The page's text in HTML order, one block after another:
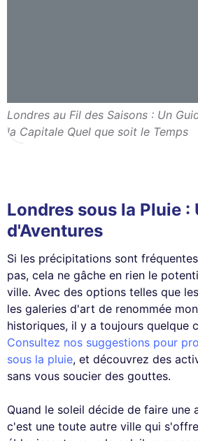
Londres au Fil des Saisons : Un
la Capitale Quel que soit le Temps
Londres sous la Pluie :
d'Aventures
Si les précipitations sont
pas, cela ne gâche en rien le
ville. Avec des options telles que
les galeries d'art de renommée
historiques, il y a toujours quelque
Consultez nos suggestions pour
sous la pluie, et découvrez des
sans vous soucier des gouttes.
Quand le soleil décide de faire une
c'est une toute autre ville qui